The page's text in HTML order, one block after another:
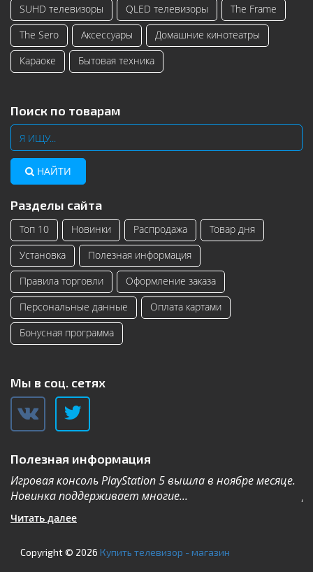
SUHD телевизоры
QLED телевизоры
The Frame
The Sero
Аксессуары
Домашние кинотеатры
Караоке
Бытовая техника
Поиск по товарам
НАЙТИ
Разделы сайта
Топ 10 Новинки Распродажа
Товар дня
Установка
Полезная информация
Правила торговли
Оформление заказа
Персональные данные
Оплата картами
Бонусная программа
Мы в соц. сетях
Полезная информация
Игровая консоль PlayStation 5 вышла в ноябре месяце.
Новинка поддерживает многие...
Читать далее
Copyright © 2026 Купить телевизор - магазин